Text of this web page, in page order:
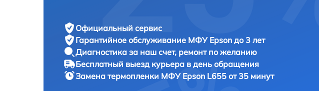
Официальный сервис
Гарантийное обслуживание МФУ Epson до 3 лет
Диагностика за наш счет, ремонт по желанию
Бесплатный выезд курьера в день обращения
Замена термопленки МФУ Epson L655 от 35 минут